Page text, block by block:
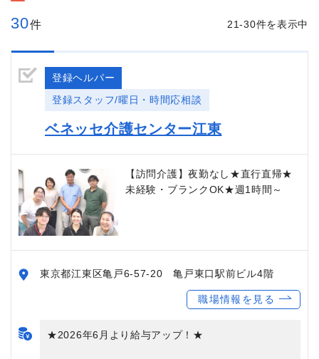
30件 21-30件を表示中
登録ヘルパー
登録スタッフ/曜日・時間応相談
ベネッセ介護センター江東
【訪問介護】夜勤なし★直行直帰★
未経験・ブランクOK★週1時間～
東京都江東区亀戸6-57-20 亀戸東口駅前ビル4階
職場情報を見る
★2026年6月より給与アップ！★